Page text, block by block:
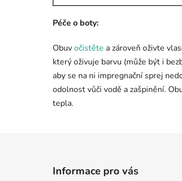
Péče o boty:
Obuvočistěte a zároveň oživte
který oživuje barvu (může být i
aby se na ni impregnační sprej
odolnost vůči vodě a zašpinění.
tepla.
Informace pro vás